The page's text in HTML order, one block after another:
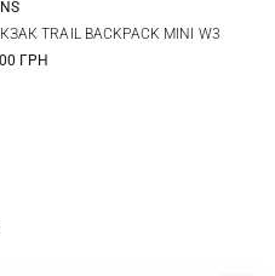
One Size
TRAIL BACKPACK MINI W3
ГРН